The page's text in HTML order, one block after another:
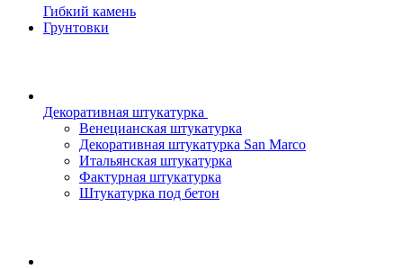
Гибкий камень
Грунтовки
Декоративная штукатурка
Венецианская штукатурка
Декоративная штукатурка San Marco
Итальянская штукатурка
Фактурная штукатурка
Штукатурка под бетон